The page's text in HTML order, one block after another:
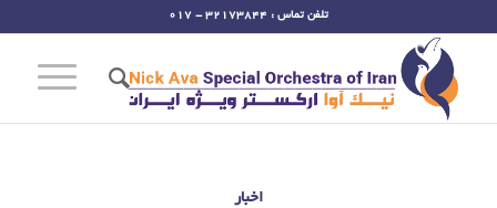
تلفن تماس : 32173844 - 017
اخبار